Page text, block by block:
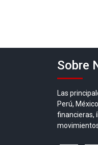
Sobre
Las
Perú,
financieras,